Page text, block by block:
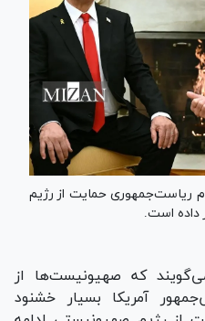
ریاست‌جمهوری حمایت از رژیم
داده است.
که صهیونیست‌ها از
آمریکا بسیار خشنود